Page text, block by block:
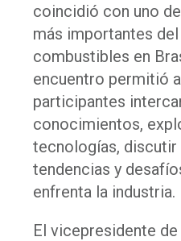
coincidió con uno
más importantes
combustibles en
encuentro permitió
participantes
conocimientos,
tecnologías, discutir
tendencias y
enfrenta la industria.
El vicepresidente de